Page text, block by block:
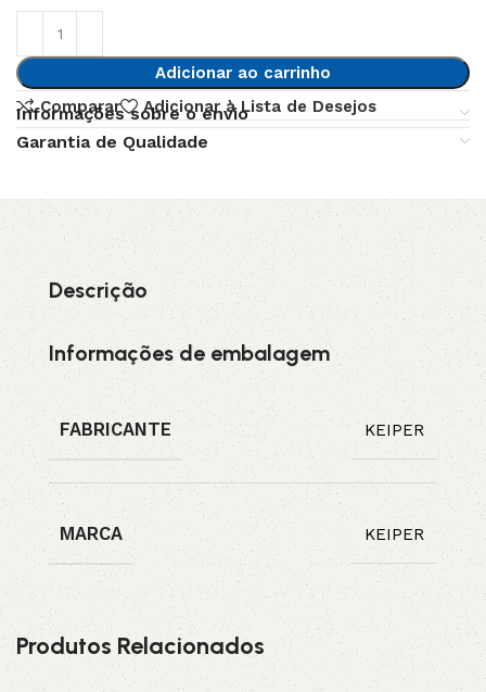
Adicionar ao carrinho
Comparar
Adicionar à Lista de Desejos
Informações sobre o envio
Garantia de Qualidade
Descrição
Informações de embalagem
FABRICANTE KEIPER
MARCA KEIPER
Produtos Relacionados